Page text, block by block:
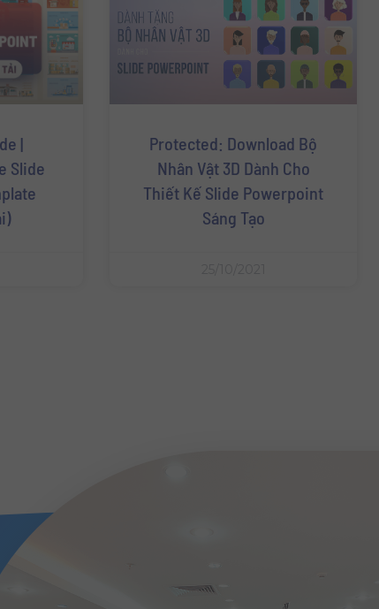
|
Slide
Protected: Download Bộ
Nhân Vật 3D Dành Cho
Thiết Kế Slide Powerpoint
Sáng Tạo